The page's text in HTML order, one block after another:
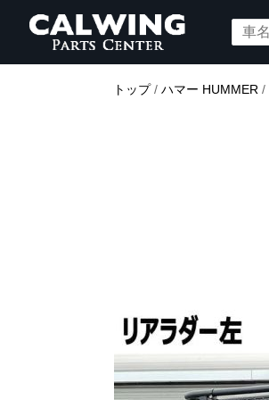
トップ/ ハマー HUMMER /